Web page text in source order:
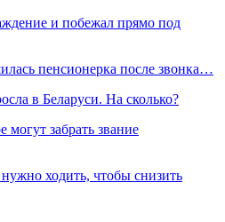
и побежал прямо под
пенсионерка после звонка…
в Беларуси. На сколько?
могут забрать звание
ходить, чтобы снизить